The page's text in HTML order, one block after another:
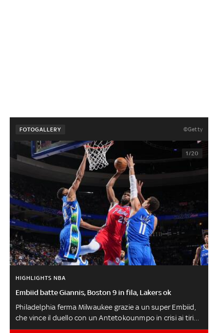
FOTOGALLERY ©Getty
1/20
HIGHLIGHTS NBA
Embiid batte Giannis, Boston 9 in fila, Lakers ok
Philadelphia ferma Milwaukee grazie a un super Embiid,
che vince il duello con un Antetokounmpo in crisi ai tiri
liberi. Ne approfitta Boston che vince a New Orleans e si